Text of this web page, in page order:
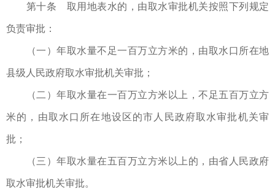
第十条 取用地表水的，由取水审批机关按照下列规定
负责审批：
（一）年取水量不足一百万立方米的，由取水口所在地
县级人民政府取水审批机关审批；
（二）年取水量在一百万立方米以上，不足五百万立方
米的，由取水口所在地设区的市人民政府取水审批机关审
批；
（三）年取水量在五百万立方米以上的，由省人民政府
取水审批机关审批。